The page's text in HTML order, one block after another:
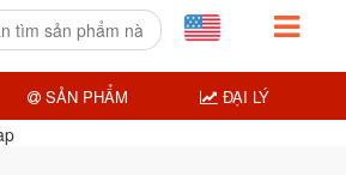
SẢN PHẨM ĐẠI LÝ